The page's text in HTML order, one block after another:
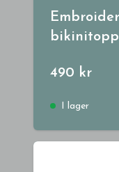
bikinitopp
490 kr
I lager